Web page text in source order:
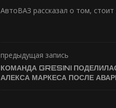
АвтоВАЗ рассказал о том,
предыдущая запись
КОМАНДА GRESINI
АЛЕКСА МАРКЕСА ПОСЛЕ